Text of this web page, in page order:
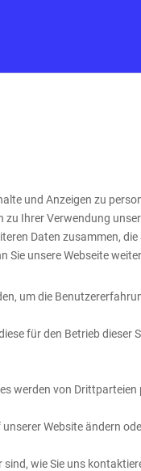
und Anzeigen zu
Ihrer Verwendung
Daten zusammen,
Sie unsere Webseite
um die
für den Betrieb
werden von
Website ändern
wie Sie uns